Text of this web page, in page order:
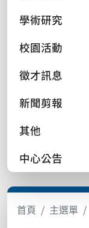
學術研究
校園活動
徵才訊息
新聞剪報
其他
中心公告
首頁 主選單